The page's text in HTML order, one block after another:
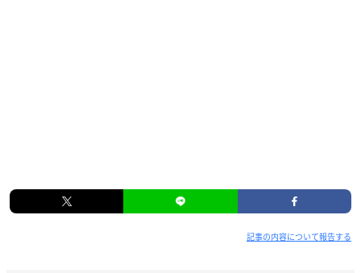
記事の内容について報告する